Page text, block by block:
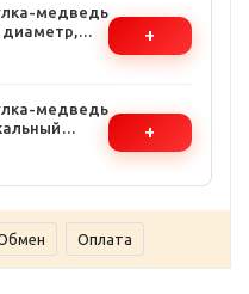
медведь
диаметр,
эффект
+
медведь
+
Оплата